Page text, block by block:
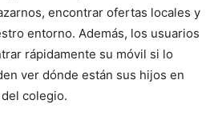
encontrar ofertas locales y
entorno. Además, los usuarios
rápidamente su móvil si lo
ver dónde están sus hijos en
colegio.